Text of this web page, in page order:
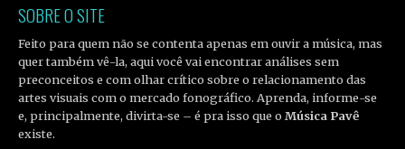
SOBRE O SITE
Feito para quem não se contenta apenas em ouvir a música, mas
quer também vê-la, aqui você vai encontrar análises sem
preconceitos e com olhar crítico sobre o relacionamento das
artes visuais com o mercado fonográfico. Aprenda, informe-se
e, principalmente, divirta-se – é pra isso que oMúsica Pavê
existe.